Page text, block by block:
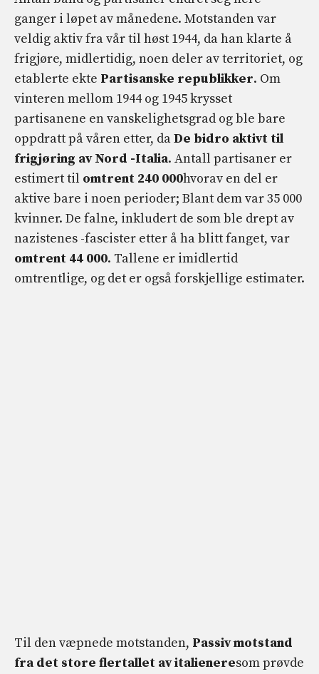
ganger i løpet av månedene. Motstanden var
veldig aktiv fra vår til høst 1944, da han klarte å
frigjøre, midlertidig, noen deler av territoriet, og
etablerte ekte Partisanske republikker. Om
vinteren mellom 1944 og 1945 krysset
partisanene en vanskelighetsgrad og ble bare
oppdratt på våren etter, daDe bidro aktivt til
frigjøring av Nord -Italia. Antall partisaner er
estimert til omtrent 240 000hvorav en del er
aktive bare i noen perioder; Blant dem var 35 000
kvinner. De falne, inkludert de som ble drept av
nazistenes -fascister etter å ha blitt fanget, var
omtrent 44 000. Tallene er imidlertid
omtrentlige, og det er også forskjellige estimater.
Til den væpnede motstanden, Passiv motstand
fra det store flertallet av italieneresom prøvde